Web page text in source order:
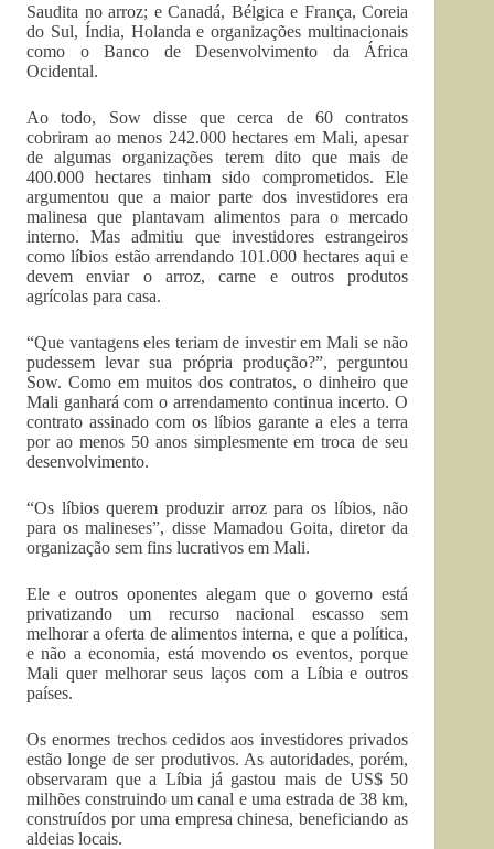
Saudita no arroz; e Canadá, Bélgica e França, Coreia
do Sul, Índia, Holanda e organizações multinacionais
como o Banco de Desenvolvimento da África
Ocidental.
Ao todo, Sow disse que cerca de 60 contratos
cobriram ao menos 242.000 hectares em Mali, apesar
de algumas organizações terem dito que mais de
400.000 hectares tinham sido comprometidos. Ele
argumentou que a maior parte dos investidores era
malinesa que plantavam alimentos para o mercado
interno. Mas admitiu que investidores estrangeiros
como líbios estão arrendando 101.000 hectares aqui e
devem enviar o arroz, carne e outros produtos
agrícolas para casa.
“Que vantagens eles teriam de investir em Mali se não
pudessem levar sua própria produção?”, perguntou
Sow. Como em muitos dos contratos, o dinheiro que
Mali ganhará com o arrendamento continua incerto. O
contrato assinado com os líbios garante a eles a terra
por ao menos 50 anos simplesmente em troca de seu
desenvolvimento.
“Os líbios querem produzir arroz para os líbios, não
para os malineses”, disse Mamadou Goita, diretor da
organização sem fins lucrativos em Mali.
Ele e outros oponentes alegam que o governo está
privatizando um recurso nacional escasso sem
melhorar a oferta de alimentos interna, e que a política,
e não a economia, está movendo os eventos, porque
Mali quer melhorar seus laços com a Líbia e outros
países.
Os enormes trechos cedidos aos investidores privados
estão longe de ser produtivos. As autoridades, porém,
observaram que a Líbia já gastou mais de US$ 50
milhões construindo um canal e uma estrada de 38 km,
construídos por uma empresa chinesa, beneficiando as
aldeias locais.